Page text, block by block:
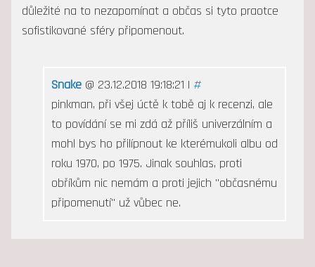
důležité na to nezapomínat a občas si tyto praotce
sofistikované sféry připomenout.
Snake@ 23.12.2018 19:18:21 | #
pinkman, při všej úctě k tobě aj k recenzi, ale
to povídání se mi zdá až příliš univerzálním a
mohl bys ho přilípnout ke kterémukoli albu od
roku 1970, po 1975. Jinak souhlas, proti
obříkům nic nemám a proti jejich "občasnému
připomenutí" už vůbec ne.